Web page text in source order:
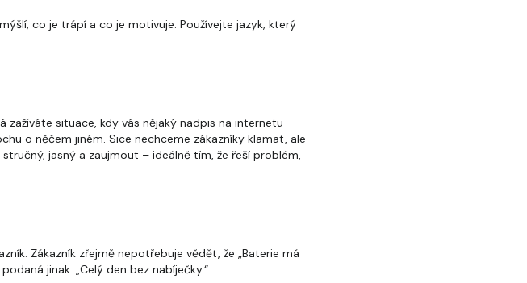
co je trápí a co je motivuje. Používejte jazyk, který
situace, kdy vás nějaký nadpis na internetu
o něčem jiném. Sice nechceme zákazníky klamat, ale
jasný a zaujmout – ideálně tím, že řeší problém,
Zákazník zřejmě nepotřebuje vědět, že „Baterie má
jinak: „Celý den bez nabíječky.“